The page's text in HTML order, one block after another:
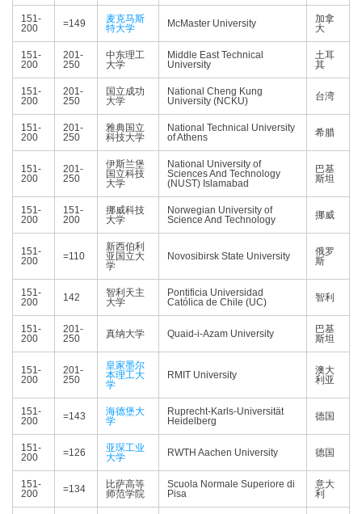
151-
200
=149
麦克马斯
特大学
McMaster University
加拿
大
151-
200
201-
250
中东理工
大学
Middle East Technical
University
土耳
其
151-
200
201-
250
国立成功
大学
National Cheng Kung
University (NCKU)
台湾
151-
200
201-
250
雅典国立
科技大学
National Technical University
of Athens
希腊
151-
200
201-
250
伊斯兰堡
国立科技
大学
National University of
Sciences And Technology
(NUST) Islamabad
巴基
斯坦
151-
200
151-
200
挪威科技
大学
Norwegian University of
Science And Technology
挪威
151-
200
=110
新西伯利
亚国立大
学
Novosibirsk State University
俄罗
斯
151-
200
142
智利天主
大学
Pontificia Universidad
Católica de Chile (UC)
智利
151-
200
201-
250
真纳大学 Quaid-i-Azam University
巴基
斯坦
151-
200
201-
250
皇家墨尔
本理工大
学
RMIT University
澳大
利亚
151-
200
=143
海德堡大
学
Ruprecht-Karls-Universität
Heidelberg
德国
151-
200
=126
亚琛工业
大学
RWTH Aachen University 德国
151-
200
=134
比萨高等
师范学院
Scuola Normale Superiore di
Pisa
意大
利